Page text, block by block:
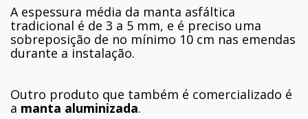
A espessura média da manta asfáltica
tradicional é de 3 a 5 mm, e é preciso uma
sobreposição de no mínimo 10 cm nas emendas
durante a instalação.
Outro produto que também é comercializado é
a manta aluminizada.